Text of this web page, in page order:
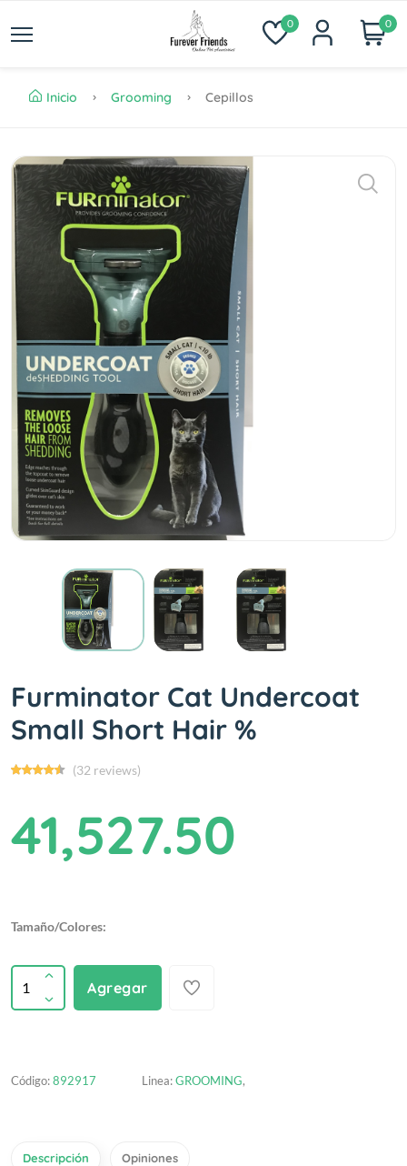
0 0
Inicio Grooming Cepillos
Furminator Cat Undercoat
Small Short Hair %
(32 reviews)
41,527.50
Tamaño/Colores:
Agregar
Código:892917 Linea:GROOMING,
Descripción Opiniones